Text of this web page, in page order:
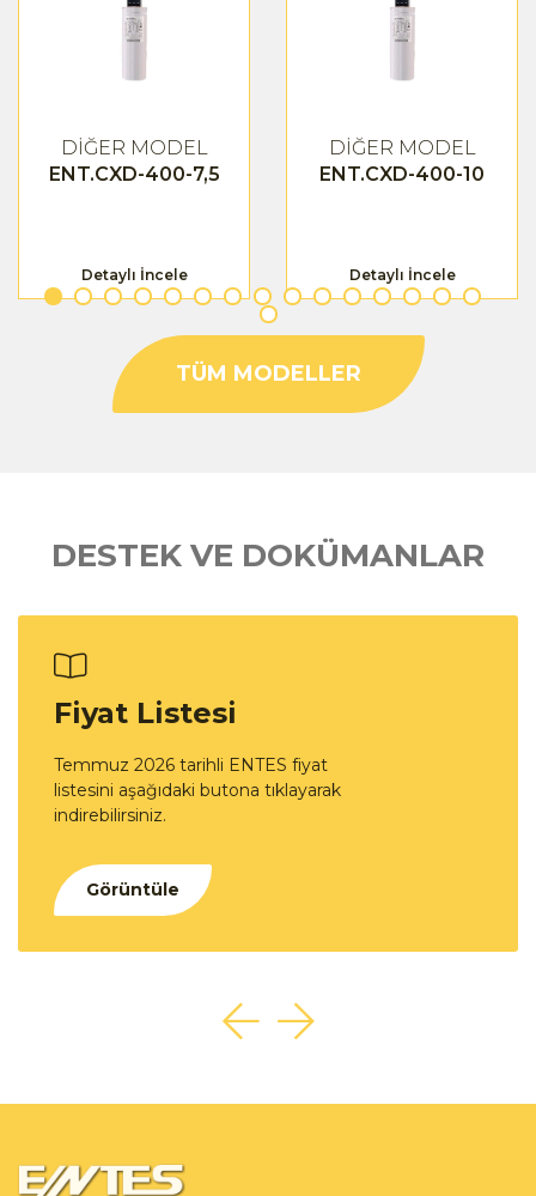
DİĞER MODEL
ENT.CXD-400-7,5
Detaylı İncele
DİĞER MODEL
ENT.CXD-400-10
Detaylı İncele
TÜM MODELLER
DESTEK VE DOKÜMANLAR
Fiyat Listesi
Temmuz 2026 tarihli ENTES fiyat
listesini aşağıdaki butona tıklayarak
indirebilirsiniz.
Görüntüle